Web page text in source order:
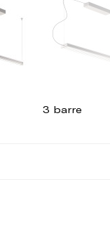
3 barre